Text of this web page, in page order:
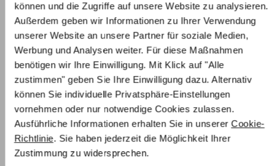
können und die Zugriffe auf unsere Website zu analysieren.
Außerdem geben wir Informationen zu Ihrer Verwendung
unserer Website an unsere Partner für soziale Medien,
Werbung und Analysen weiter. Für diese Maßnahmen
benötigen wir Ihre Einwilligung. Mit Klick auf "Alle
zustimmen" geben Sie Ihre Einwilligung dazu. Alternativ
können Sie individuelle Privatsphäre-Einstellungen
vornehmen oder nur notwendige Cookies zulassen.
Ausführliche Informationen erhalten Sie in unsererCookie-
Richtlinie. Sie haben jederzeit die Möglichkeit Ihrer
Zustimmung zu widersprechen.
Primo Kamineinsatz Eckkamin E 55/34/51 H –
Eckkamin mit Schiebetür
Unser Primo Kamineinsatz wird vom deutschen
Qualitätshersteller Camina Schmid gefertigt und
besticht durch ausgereifte Technik, robustes Material
und tadellose Verarbeitung. Ein Blendrahmen (6-seitig,
70 x 5 mm), der für einen sauberen Abschluss zwischen
Mauerwerk und Einsatz sorgt, ist am Kamineinsatz
bereits vorinstalliert und im Preis inbegriffen.